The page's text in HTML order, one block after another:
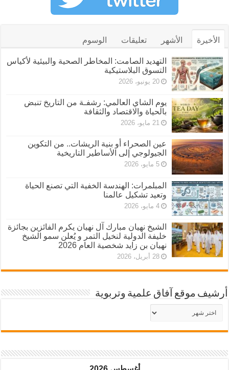
الأخيرة الأشهر تعليقات الوسوم
التهديد الصامت: المخاطر الصحية والبيئية لأكياس
التسوق البلاستيكية
20 يونيو، 2026
يوم الشاي العالمي: رشفـة من التاريخ تنبض
بالحياة والاقتصاد والثقافة
21 مايو، 2026
عين الصحراء أو بنية الريشات.. من التكوين
الجيولوجي إلى الأساطير التاريخية
5 مايو، 2026
المبلمرات: الهندسة الخفية التي تصنع الحياة
وتعيد تشكيل عالمنا
4 مايو، 2026
الشيخ نهيان مبارك آل نهيان يكرم الفائزين بجائزة
خليفة الدولية لنخيل التمر و يُعلن سمو الشيخ
نهيان بن زايد شخصية العام 2026
28 أبريل، 2026
أرشيف موقع آفاق علمية وتربوية
أرشيف
موقع